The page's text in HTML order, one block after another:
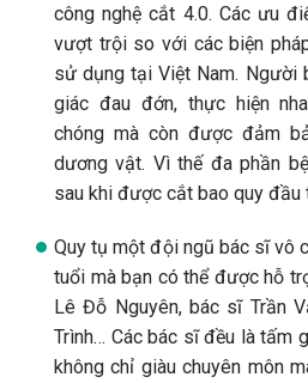
công nghệ cắt 4.0. Các ưu
vượt trội so với các biện
sử dụng tại Việt Nam. Người
giác đau đớn, thực hiện
chóng mà còn được đảm
dương vật. Vì thế đa phần
sau khi được cắt bao quy đầu
Quy tụ một đội ngũ bác sĩ vô
tuổi mà bạn có thể được hỗ
Lê Đỗ Nguyên, bác sĩ Trần
Trình… Các bác sĩ đều là tấm
không chỉ giàu chuyên môn